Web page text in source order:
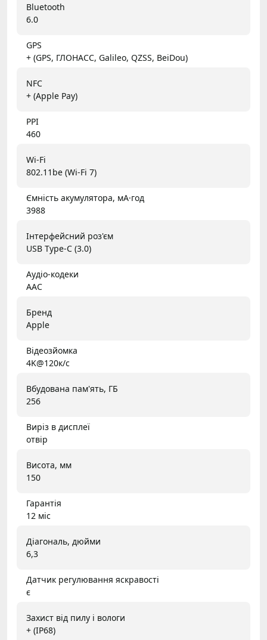
Bluetooth
6.0
GPS
+ (GPS, ГЛОНАСС, Galileo, QZSS, BeiDou)
NFC
+ (Apple Pay)
PPI
460
Wi-Fi
802.11be (Wi-Fi 7)
Ємність акумулятора, мА·год
3988
Інтерфейсний роз'єм
USB Type-C (3.0)
Аудіо-кодеки
AAC
Бренд
Apple
Відеозйомка
4K@120к/с
Вбудована пам'ять, ГБ
256
Виріз в дисплеї
отвір
Висота, мм
150
Гарантія
12 міс
Діагональ, дюйми
6,3
Датчик регулювання яскравості
є
Захист від пилу і вологи
+ (IP68)